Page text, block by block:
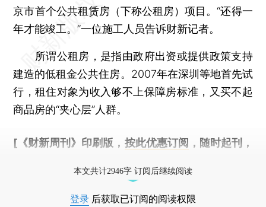
京市首个公共租赁房（下称公租房）项目。“还得一
年才能竣工。”一位施工人员告诉财新记者。
所谓公租房，是指由政府出资或提供政策支持
建造的低租金公共住房。2007年在深圳等地首先试
行，租住对象为收入够不上保障房标准，又买不起
商品房的“夹心层”人群。
[《财新周刊》印刷版， 按此优惠订阅 ，随时起刊，
本文共计2946字 订阅后继续阅读
登录 后获取已订阅的阅读权限